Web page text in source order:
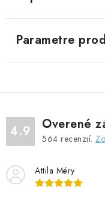
Parametre
4.9 Overené
564 recenzií.
Attila Méry